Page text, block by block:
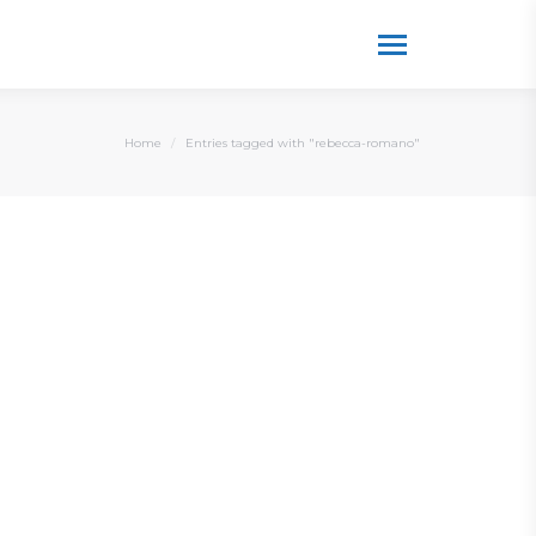
You are here:
Home Entries tagged with "rebecca-romano"